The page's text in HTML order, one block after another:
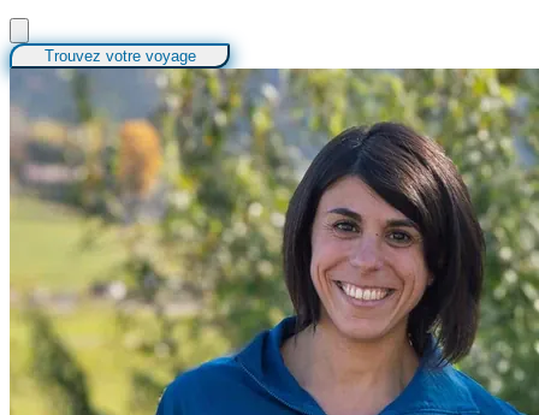
Trouvez votre voyage